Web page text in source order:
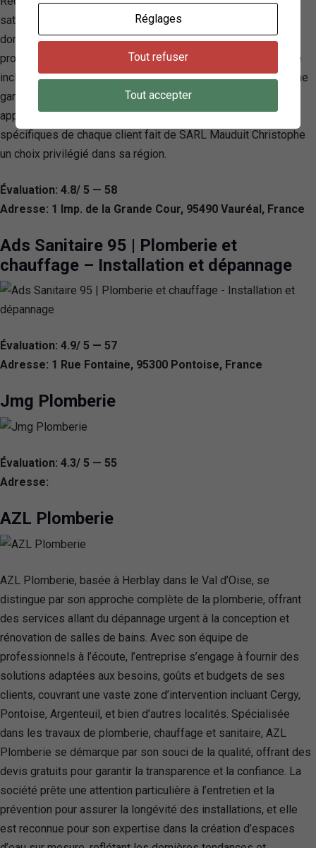
satisfaction client, elle est certifiée RGE dans plusieurs
domaines, assurant des interventions éco-responsables et
professionnelles. Les principes de SARL Mauduit Christophe
incluent des devis gratuits, des conseils personnalisés, et une
garantie décennale pour une tranquillité d’esprit totale. Leur
approche axée sur l’écoute et l’adaptabilité face aux besoins
spécifiques de chaque client fait de SARL Mauduit Christophe
un choix privilégié dans sa région.
Évaluation: 4.8/ 5 — 58
Adresse: 1 Imp. de la Grande Cour, 95490 Vauréal, France
Ads Sanitaire 95 | Plomberie et
chauffage – Installation et dépannage
Évaluation: 4.9/ 5 — 57
Adresse: 1 Rue Fontaine, 95300 Pontoise, France
Jmg Plomberie
Évaluation: 4.3/ 5 — 55
Adresse:
AZL Plomberie
AZL Plomberie, basée à Herblay dans le Val d’Oise, se
distingue par son approche complète de la plomberie, offrant
des services allant du dépannage urgent à la conception et
rénovation de salles de bains. Avec son équipe de
professionnels à l’écoute, l’entreprise s’engage à fournir des
solutions adaptées aux besoins, goûts et budgets de ses
clients, couvrant une vaste zone d’intervention incluant Cergy,
Pontoise, Argenteuil, et bien d’autres localités. Spécialisée
dans les travaux de plomberie, chauffage et sanitaire, AZL
Plomberie se démarque par son souci de la qualité, offrant des
devis gratuits pour garantir la transparence et la confiance. La
société prête une attention particulière à l’entretien et la
prévention pour assurer la longévité des installations, et elle
est reconnue pour son expertise dans la création d’espaces
Réglages
Tout refuser
Tout accepter